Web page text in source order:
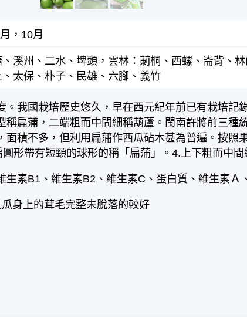
，10月
溪州、二水、埤頭，雲林：莿桐、西螺、崙背、林
太保、朴子、民雄、六腳、義竹
我國栽培歷史悠久，早在西元紀年前已有栽培記
扁蒲，二端粗而中間細稱葫蘆。閩南許將前三種
面積不多，但利用扁蒲作西瓜砧木甚為普遍。按照
形帶有短頸的球形的稱「扁蒲」。4.上下粗而中間
生素B1、維生素B2、維生素C、蛋白質、維生素Ａ
身上的茸毛完整未脫落的較好